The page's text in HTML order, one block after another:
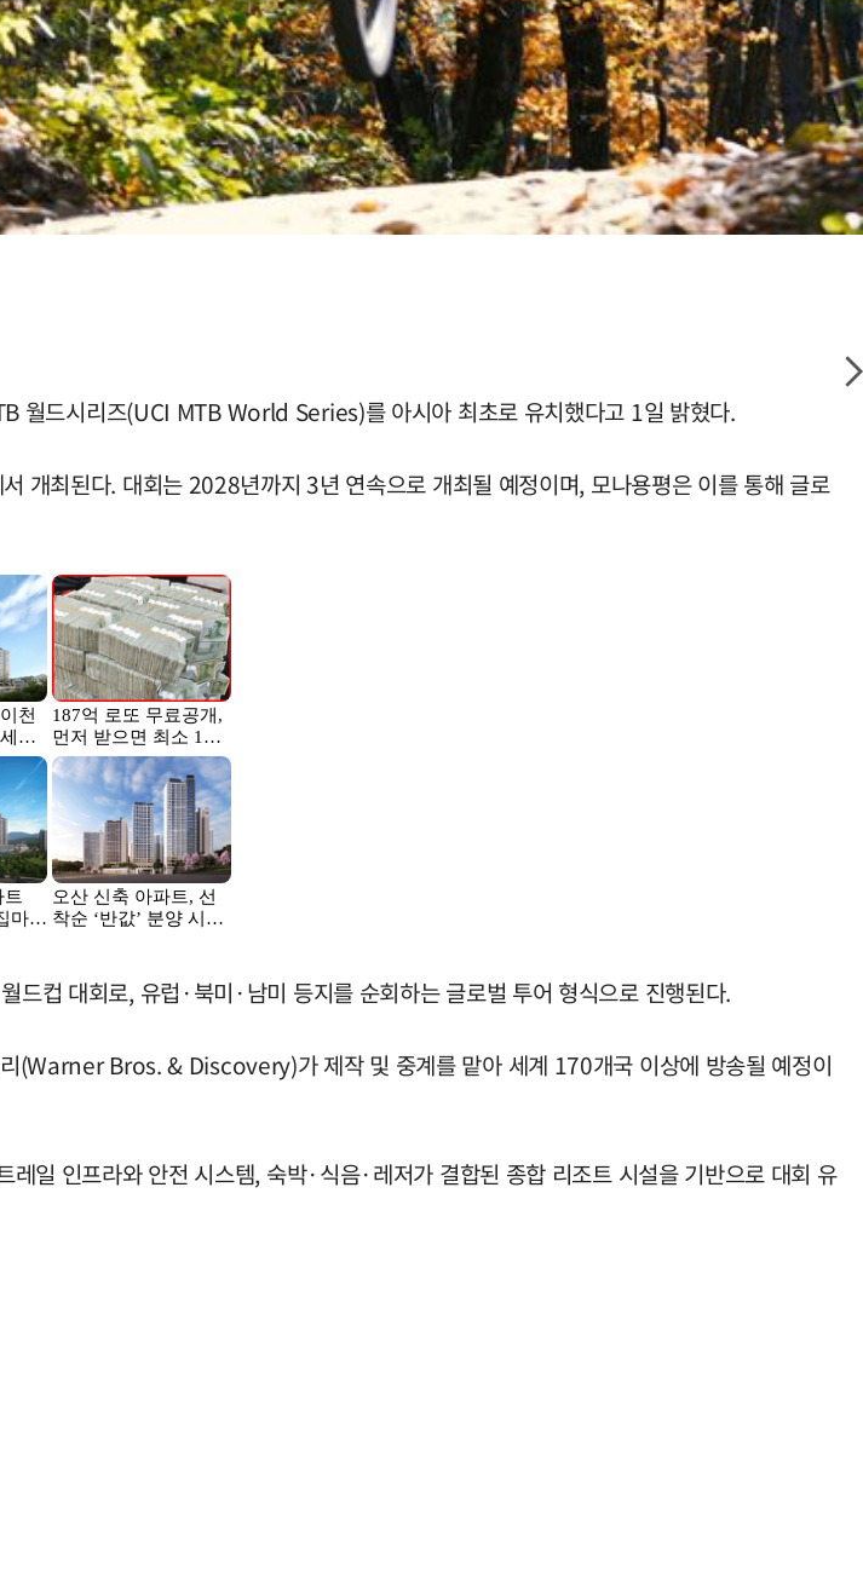
월드시리즈(UCI MTB World Series)를 아시아 최초로 유치했다고 1일 밝혔다.
개최된다. 대회는 2028년까지 3년 연속으로 개최될 예정이며, 모나용평은 이를 통해 글로
컵 대회로, 유럽·북미·남미 등지를 순회하는 글로벌 투어 형식으로 진행된다.
(Warner Bros. & Discovery)가 제작 및 중계를 맡아 세계 170개국 이상에 방송될 예정이
일 인프라와 안전 시스템, 숙박·식음·레저가 결합된 종합 리조트 시설을 기반으로 대회 유